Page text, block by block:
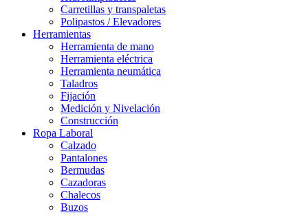
Carretillas y transpaletas
Polipastos / Elevadores
Herramientas
Herramienta de mano
Herramienta eléctrica
Herramienta neumática
Taladros
Fijación
Medición y Nivelación
Construcción
Ropa Laboral
Calzado
Pantalones
Bermudas
Cazadoras
Chalecos
Buzos